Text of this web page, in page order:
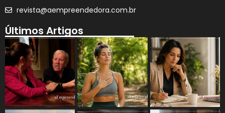
revista@aempreendedora.com.br
Últimos Artigos